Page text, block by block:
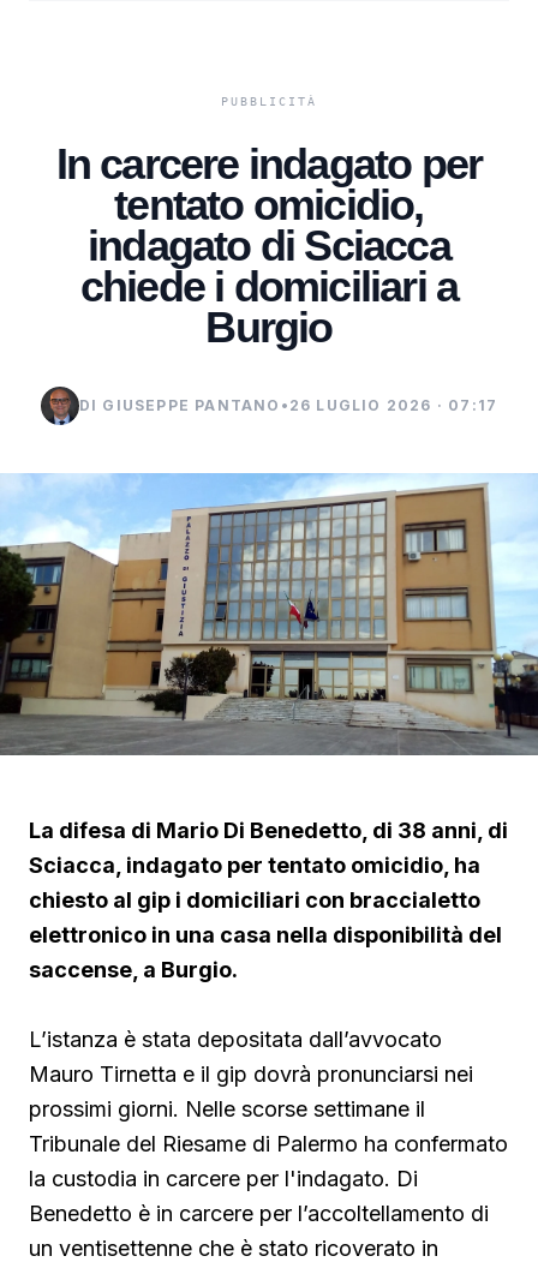
In carcere indagato per
tentato omicidio,
indagato di Sciacca
chiede i domiciliari a
Burgio
DI GIUSEPPE PANTANO • 26 LUGLIO 2026 · 07:17
La difesa di Mario Di Benedetto, di 38 anni, di
Sciacca, indagato per tentato omicidio, ha
chiesto al gip i domiciliari con braccialetto
elettronico in una casa nella disponibilità del
saccense, a Burgio.
L’istanza è stata depositata dall’avvocato
Mauro Tirnetta e il gip dovrà pronunciarsi nei
prossimi giorni. Nelle scorse settimane il
Tribunale del Riesame di Palermo ha confermato
la custodia in carcere per l'indagato. Di
Benedetto è in carcere per l’accoltellamento di
un ventisettenne che è stato ricoverato in